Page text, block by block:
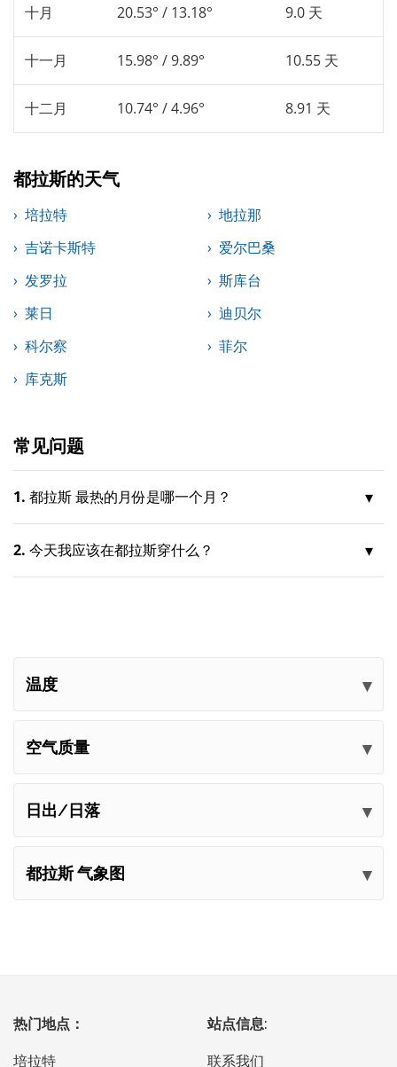
十月 20.53° / 13.18° 9.0 天
十一月 15.98° / 9.89° 10.55 天
十二月 10.74° / 4.96° 8.91 天
都拉斯的天气
培拉特
地拉那
吉诺卡斯特
爱尔巴桑
发罗拉
斯库台
莱日
迪贝尔
科尔察
菲尔
库克斯
常见问题
1. 都拉斯 最热的月份是哪一个月？
2. 今天我应该在都拉斯穿什么？
温度
空气质量
日出/日落
都拉斯 气象图
热门地点：
培拉特
站点信息:
联系我们